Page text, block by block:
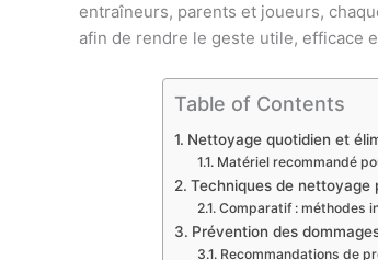
entraîneurs, parents et joueurs,
afin de rendre le geste utile, efficace
Table of Contents
Nettoyage quotidien et
Matériel recommandé
Techniques de nettoyage
Comparatif : méthodes
Prévention des
Recommandations de